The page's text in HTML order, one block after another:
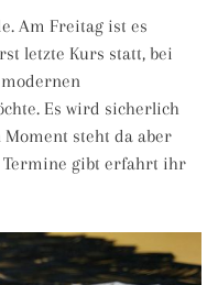
Am Freitag ist es
letzte Kurs statt, bei
Es wird sicherlich
steht da aber
Termine gibt erfahrt ihr